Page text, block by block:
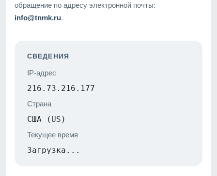
обращение по адресу электронной почты:
info@tnmk.ru.
СВЕДЕНИЯ
IP-адрес
216.73.216.177
Страна
США (US)
Текущее время
Загрузка...